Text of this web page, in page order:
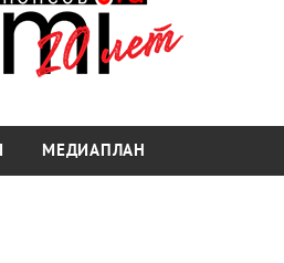
МЕДИАПЛАН